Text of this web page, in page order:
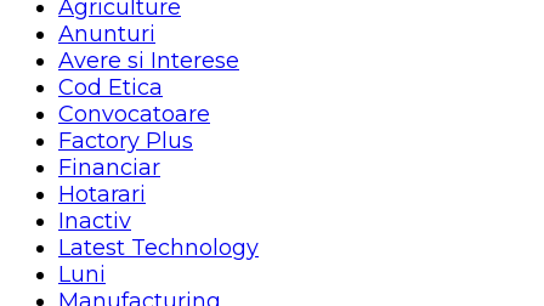
Agriculture
Anunturi
Avere si Interese
Cod Etica
Convocatoare
Factory Plus
Financiar
Hotarari
Inactiv
Latest Technology
Luni